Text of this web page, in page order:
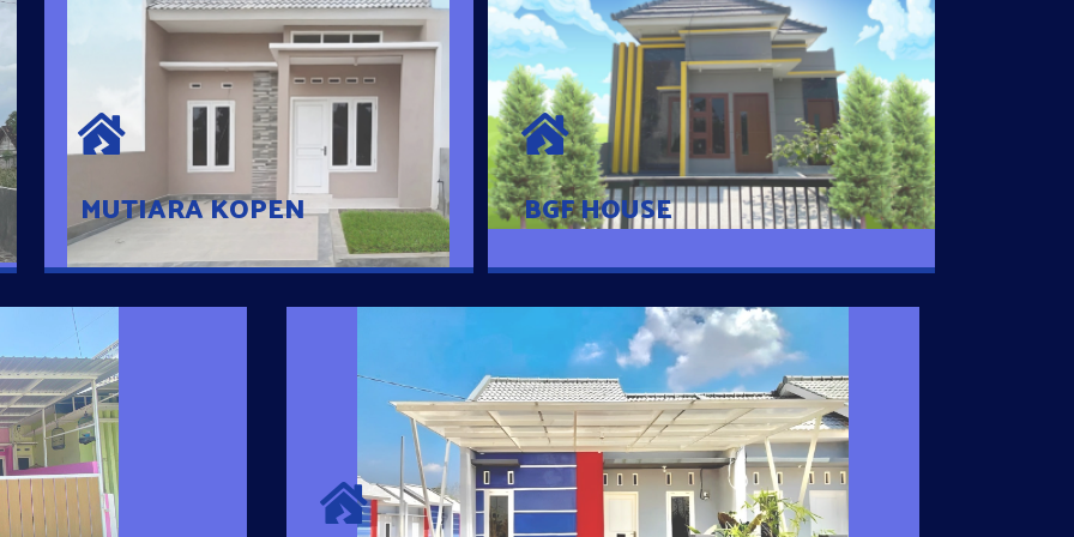
MUTIARA KOPEN
MUTIARA KOPEN
Hunian nyaman dengan suasana
pedesaan. 10 menit dari pusat kota, 2
menit dari Ring Road
BGF HOUSE
BGF HOUSE
Hunian Mewah Pusat Kota dengan fasilitas
Free Desain, Dapur, Parkir Mobil dengan 3
Kamar Tidur dan 2 Kamar Mandi.
Pintar
rumahnya dengan
SURYA MADANI SATU
Satu-satunya Hunian nyaman dengan harga subsidi hanya 100
jutaan dengan lokasi strategis di Tuban